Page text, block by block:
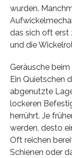
wurden.
das sich oft erst
und die
Geräusche
Ein Quietschen
abgenutzte
lockeren
herrührt. Je
werden, desto
Oft reichen
Schienen oder